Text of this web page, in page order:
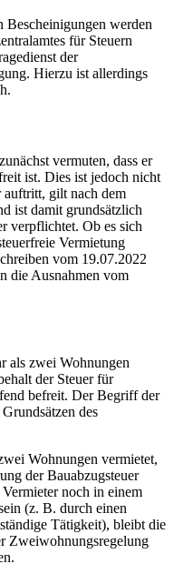
Bescheinigungen werden
für Steuern
der
Hierzu ist allerdings
vermuten, dass er
ist. Dies ist jedoch nicht
gilt nach dem
ist damit grundsätzlich
verpflichtet. Ob es sich
Vermietung
vom 19.07.2022
die Ausnahmen vom
als zwei Wohnungen
der Steuer für
befreit. Der Begriff der
des
Wohnungen vermietet,
der Bauabzugsteuer
noch in einem
(z. B. durch einen
Tätigkeit), bleibt die
Zweiwohnungsregelung